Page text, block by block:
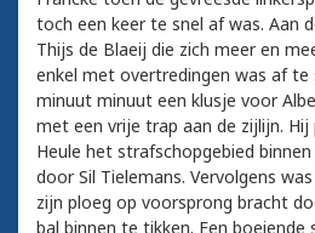
toch een keer te snel af was. Aan
Thijs de Blaeij die zich meer en
enkel met overtredingen was af te
minuut minuut een klusje voor
met een vrije trap aan de zijlijn. Hij
Heule het strafschopgebied
door Sil Tielemans. Vervolgens
zijn ploeg op voorsprong bracht
bal binnen te tikken. Een boeiende